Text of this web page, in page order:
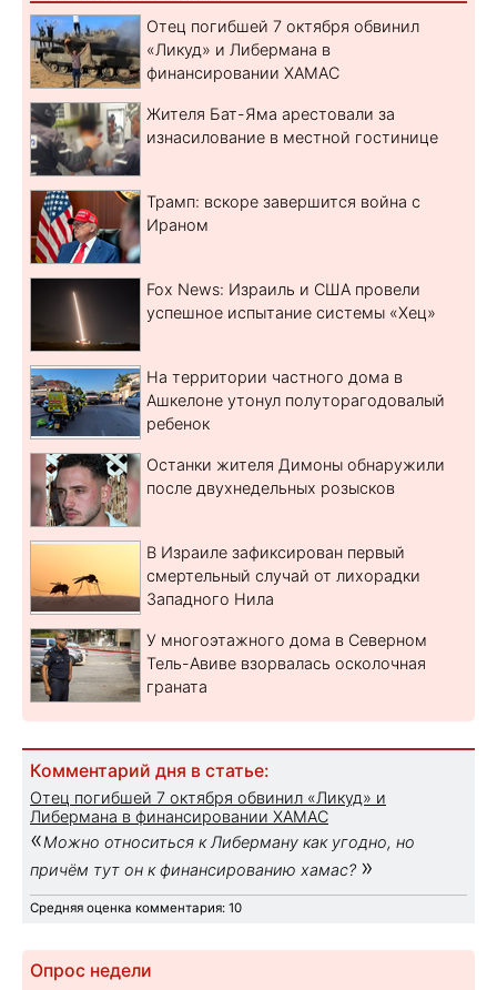
Отец погибшей 7 октября обвинил
«Ликуд» и Либермана в
финансировании ХАМАС
Жителя Бат-Яма арестовали за
изнасилование в местной гостинице
Трамп: вскоре завершится война с
Ираном
Fox News: Израиль и США провели
успешное испытание системы «Хец»
На территории частного дома в
Ашкелоне утонул полуторагодовалый
ребенок
Останки жителя Димоны обнаружили
после двухнедельных розысков
В Израиле зафиксирован первый
смертельный случай от лихорадки
Западного Нила
У многоэтажного дома в Северном
Тель-Авиве взорвалась осколочная
граната
Комментарий дня в статье:
Отец погибшей 7 октября обвинил «Ликуд» и
Либермана в финансировании ХАМАС
«Можно относиться к Либерману как угодно, но
причём тут он к финансированию хамас? »
Средняя оценка комментария: 10
Опрос недели